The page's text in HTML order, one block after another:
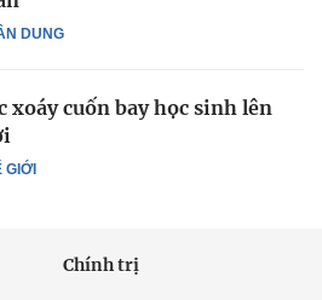
DUNG
GIỚI
xoáy cuốn bay học sinh lên
Chính trị